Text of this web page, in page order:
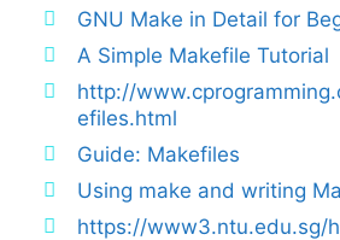
GNU Make in Detail for
A Simple Makefile Tutorial
http://
efiles.html
Guide: Makefiles
Using make and writing
https://www3.ntu.edu.sg/